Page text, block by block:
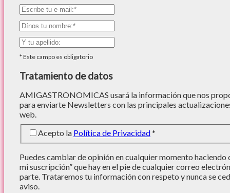
*Este campo es obligatorio
Tratamiento de datos
AMIGASTRONOMICAS usará la información que nos
para enviarte Newsletters con las principales
web.
Acepto la Política de Privacidad*
Puedes cambiar de opinión en cualquier momento haciendo
mi suscripción” que hay en el pie de cualquier correo
parte. Trataremos tu información con respeto y nunca se
aviso.